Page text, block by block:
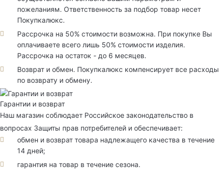
пожеланиям. Ответственность за подбор товар несет
Покупкалюкс.
Рассрочка на 50% стоимости возможна. При покупке Вы
оплачиваете всего лишь 50% стоимости изделия.
Рассрочка на остаток - до 6 месяцев.
Возврат и обмен. Покупкалюкс компенсирует все расходы
по возврату и обмену.
Гарантии и возврат
Наш магазин соблюдает Российское законодательство в
вопросах Защиты прав потребителей и обеспечивает:
обмен и возврат товара надлежащего качества в течение
14 дней;
гарантия на товар в течение сезона.